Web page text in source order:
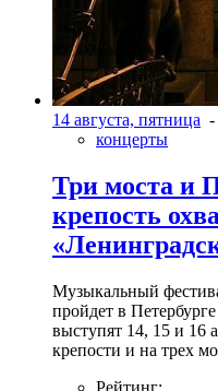
14 августа, пятница -
концерты
Три моста и
крепость
Музыкальный
пройдет в
выступят 14, 15 и 16
крепости и на трех
Рейтинг: